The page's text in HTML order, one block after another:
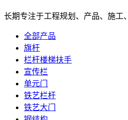
长期专注于工程规划、产品、施工
全部产品
旗杆
栏杆楼梯扶手
宣传栏
单元门
铁艺栏杆
铁艺大门